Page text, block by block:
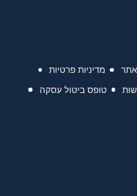
מדיניות פרטיות
טופס ביטול עסקה